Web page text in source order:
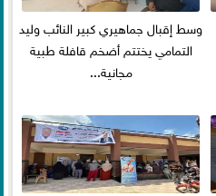
وسط إقبال جماهيري كبير النائب وليد
التمامي يختتم أضخم قافلة طبية
مجانية...